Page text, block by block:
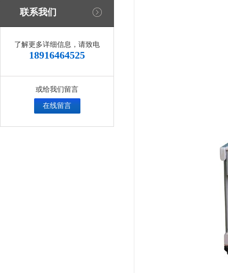
联系我们
了解更多详细信息，请致电
18916464525
或给我们留言
在线留言